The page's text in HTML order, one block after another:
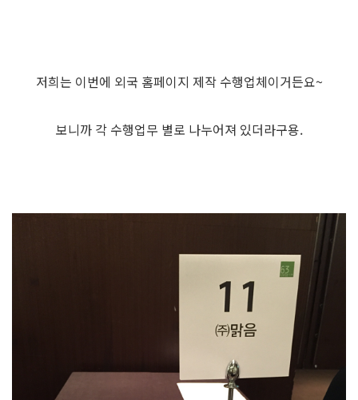
저희는 이번에 외국 홈페이지 제작 수행업체이거든요~
보니까 각 수행업무 별로 나누어져 있더라구용.